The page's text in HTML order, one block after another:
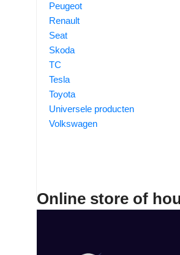
Peugeot
Renault
Seat
Skoda
TC
Tesla
Toyota
Universele producten
Volkswagen
Online store of